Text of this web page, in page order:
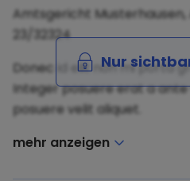
Amtsgericht Musterhausen,
23/32324
Donec id elit non mi porta
Integer posuere erat a
posuere velit aliquet.
Nur
mehr anzeigen